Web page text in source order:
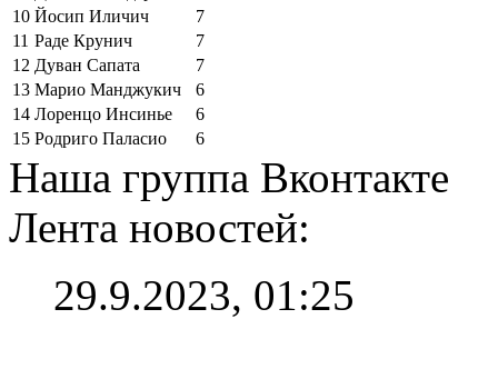
10 Йосип Иличич
7
11 Раде Крунич
7
12 Дуван Сапата
7
13 Марио Манджукич
6
14 Лоренцо Инсинье
6
15 Родриго Паласио 6
Наша группа Вконтакте
Лента новостей:
29.9.2023, 01:25